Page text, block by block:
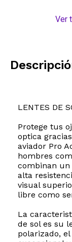
Ver
LENTES DE
Protege tus
optica
aviador Pro
hombres
combinan un
alta
visual
libre como
La
de sol es su
polarizado,